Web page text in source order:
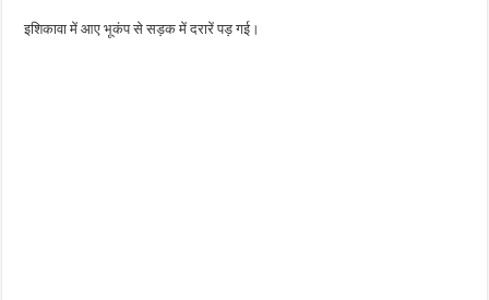
इशिकावा में आए भूकंप से सड़क में दरारें पड़ गई।